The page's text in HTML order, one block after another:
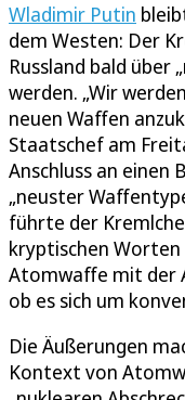
Wladimir Putin
dem Westen: Der
Russland bald über
werden. „Wir
neuen Waffen
Staatschef am
Anschluss an einen
„neuster
führte der
kryptischen Worten
Atomwaffe mit der
ob es sich um
Die Äußerungen
Kontext von